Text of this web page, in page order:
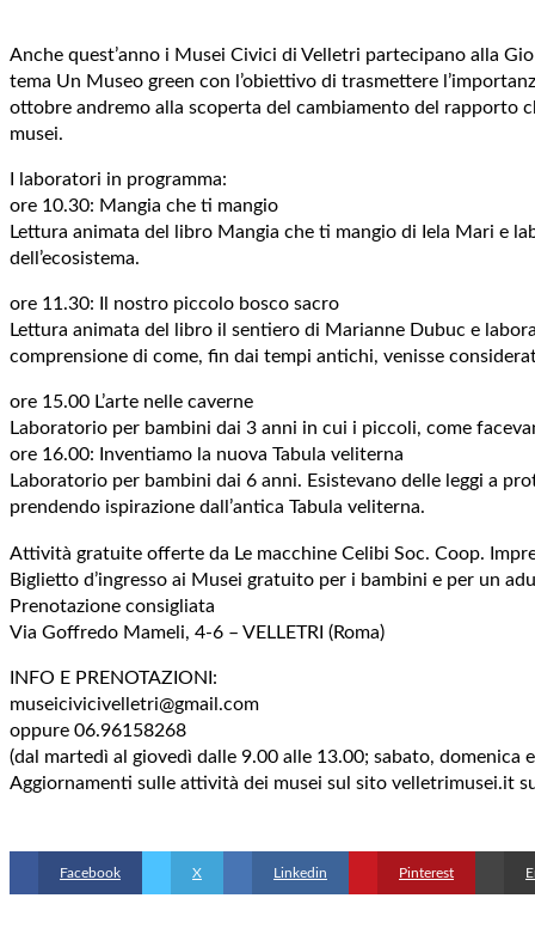
Anche quest’anno i Musei Civici di Velletri partecipano alla
tema Un Museo green con l’obiettivo di trasmettere
ottobre andremo alla scoperta del cambiamento del rapporto
musei.
I laboratori in programma:
ore 10.30: Mangia che ti mangio
Lettura animata del libro Mangia che ti mangio di Iela Mari e
dell’ecosistema.
ore 11.30: Il nostro piccolo bosco sacro
Lettura animata del libro il sentiero di Marianne Dubuc e
comprensione di come, fin dai tempi antichi, venisse
ore 15.00 L’arte nelle caverne
Laboratorio per bambini dai 3 anni in cui i piccoli, come
ore 16.00: Inventiamo la nuova Tabula veliterna
Laboratorio per bambini dai 6 anni. Esistevano delle leggi a
prendendo ispirazione dall’antica Tabula veliterna.
Attività gratuite offerte da Le macchine Celibi Soc. Coop.
Biglietto d’ingresso ai Musei gratuito per i bambini e per un
Prenotazione consigliata
Via Goffredo Mameli, 4-6 – VELLETRI (Roma)
INFO E PRENOTAZIONI:
museicivicivelletri@gmail.com
oppure 06.96158268
(dal martedì al giovedì dalle 9.00 alle 13.00; sabato, domenica
Aggiornamenti sulle attività dei musei sul sito velletrimusei.it
Facebook X Linkedin Pinterest